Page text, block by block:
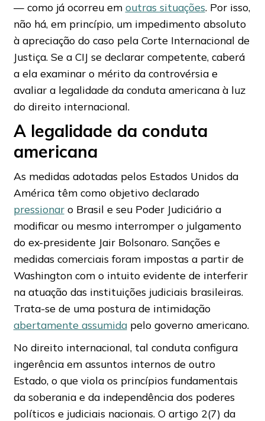
— como já ocorreu em outras situações. Por isso,
não há, em princípio, um impedimento absoluto
à apreciação do caso pela Corte Internacional de
Justiça. Se a CIJ se declarar competente, caberá
a ela examinar o mérito da controvérsia e
avaliar a legalidade da conduta americana à luz
do direito internacional.
A legalidade da conduta
americana
As medidas adotadas pelos Estados Unidos da
América têm como objetivo declarado
pressionaro Brasil e seu Poder Judiciário a
modificar ou mesmo interromper o julgamento
do ex-presidente Jair Bolsonaro. Sanções e
medidas comerciais foram impostas a partir de
Washington com o intuito evidente de interferir
na atuação das instituições judiciais brasileiras.
Trata-se de uma postura de intimidação
abertamente assumidapelo governo americano.
No direito internacional, tal conduta configura
ingerência em assuntos internos de outro
Estado, o que viola os princípios fundamentais
da soberania e da independência dos poderes
políticos e judiciais nacionais. O artigo 2(7) da